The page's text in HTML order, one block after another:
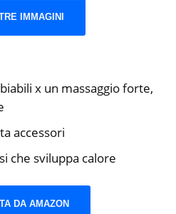
IMMAGINI
x un massaggio forte,
accessori
che sviluppa calore
DA AMAZON